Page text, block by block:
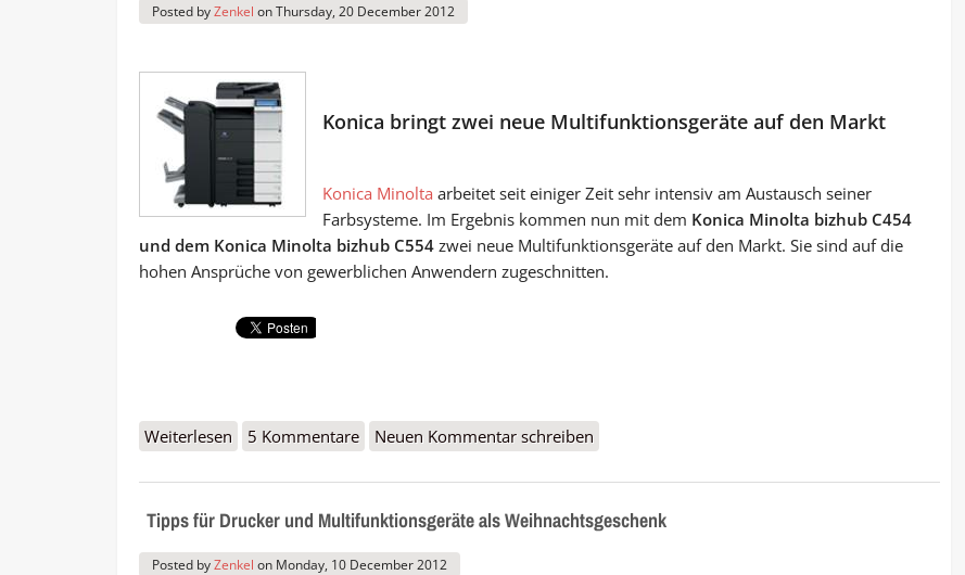
Posted byZenkel onThursday, 20 December 2012
Konica bringt zwei neue Multifunktionsgeräte auf den Markt
Konica Minolta arbeitet seit einiger Zeit sehr intensiv am Austausch seiner
Farbsysteme. Im Ergebnis kommen nun mit dem Konica Minolta bizhub C454
und dem Konica Minolta bizhub C554 zwei neue Multifunktionsgeräte auf den Markt. Sie sind auf die
hohen Ansprüche von gewerblichen Anwendern zugeschnitten.
Weiterlesen über Neue Multifunktionsgeräte: Konica Minolta Bizhub C454 und C554
5 Kommentare Neuen Kommentar schreiben
Tipps für Drucker und Multifunktionsgeräte als Weihnachtsgeschenk
Posted byZenkel on Monday, 10 December 2012